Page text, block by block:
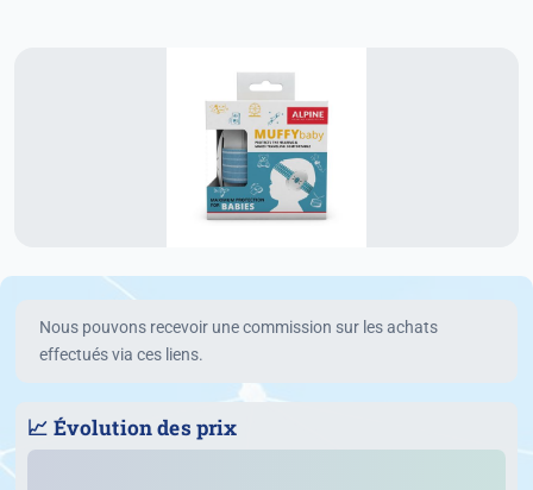
Nous pouvons recevoir une commission sur les achats
effectués via ces liens.
📈 Évolution des prix